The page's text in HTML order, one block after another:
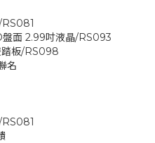
面 2.99吋液晶/RS093
板/RS098
名